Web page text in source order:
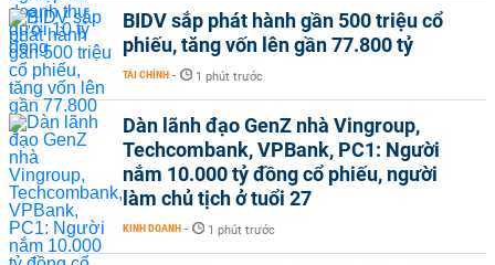
BIDV sắp phát hành gần 500 triệu cổ
phiếu, tăng vốn lên gần 77.800 tỷ
TÀI CHÍNH - 1 phút trước
Dàn lãnh đạo GenZ nhà Vingroup,
Techcombank, VPBank, PC1: Người
nắm 10.000 tỷ đồng cổ phiếu, người
làm chủ tịch ở tuổi 27
KINH DOANH - 1 phút trước